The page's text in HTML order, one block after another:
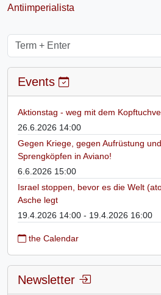
Antiimperialista
Events
Aktionstag - weg mit dem
26.6.2026 14:00
Gegen Kriege, gegen Aufrüstung
Sprengköpfen in Aviano!
6.6.2026 15:00
Israel stoppen, bevor es die Welt
Asche legt
19.4.2026 14:00 - 19.4.2026 16:00
the Calendar
Newsletter